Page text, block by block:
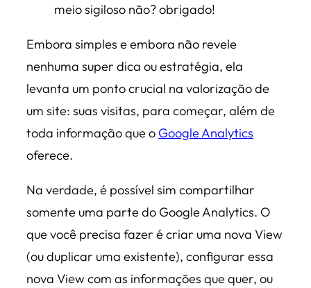
meio sigiloso não? obrigado!
Embora simples e embora não revele
nenhuma super dica ou estratégia, ela
levanta um ponto crucial na valorização de
um site: suas visitas, para começar, além de
toda informação que o Google Analytics
oferece.
Na verdade, é possível sim compartilhar
somente uma parte do Google Analytics. O
que você precisa fazer é criar uma nova View
(ou duplicar uma existente), configurar essa
nova View com as informações que quer, ou